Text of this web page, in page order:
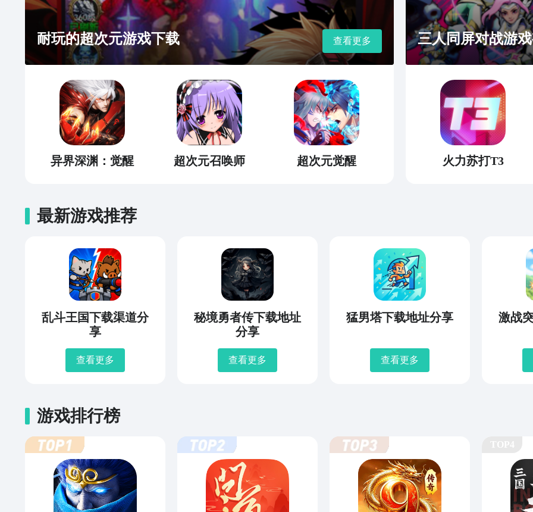
耐玩的超次元游戏下载 查看更多
异界深渊：觉醒 超次元召唤师 超次元觉醒
三人同屏对战游
火力苏打T3
最新游戏推荐
乱斗王国下载渠道分
享
查看更多
秘境勇者传下载地址
分享
查看更多
猛男塔下载地址分享
查看更多
激战
游戏排行榜